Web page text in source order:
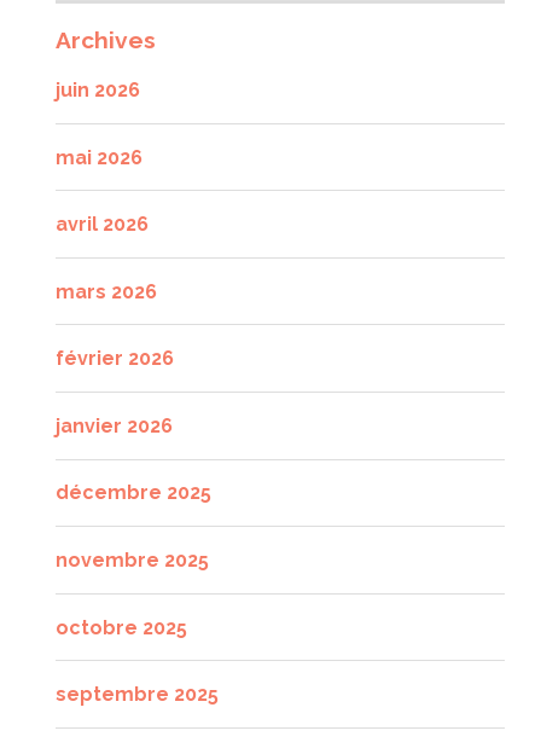
Archives
juin 2026
mai 2026
avril 2026
mars 2026
février 2026
janvier 2026
décembre 2025
novembre 2025
octobre 2025
septembre 2025